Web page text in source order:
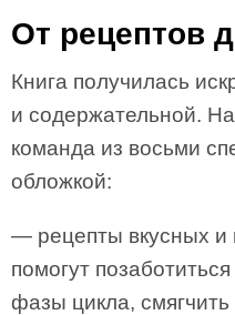
От рецептов
Книга получилась
и содержательной.
команда из восьми
обложкой:
— рецепты вкусных и
помогут
фазы цикла,